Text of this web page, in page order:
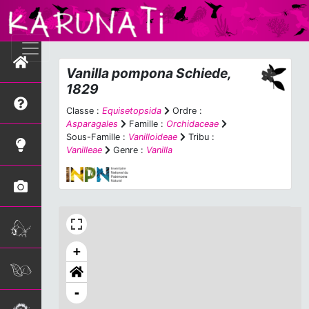
Vanilla pomponaSchiede,
1829
Classe : Equisetopsida
Ordre :
Asparagales
Famille : Orchidaceae
Sous-Famille : Vanilloideae
Tribu :
Vanilleae
Genre : Vanilla
+
-